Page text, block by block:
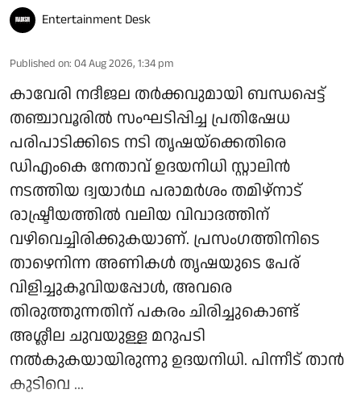
Entertainment Desk
Published on: 04 Aug 2026, 1:34 pm
കാവേരി നദീജല തർക്കവുമായി ബന്ധപ്പെട്ട്
തഞ്ചാവൂരിൽ സംഘടിപ്പിച്ച പ്രതിഷേധ
പരിപാടിക്കിടെ നടി തൃഷയ്‌ക്കെതിരെ
ഡിഎംകെ നേതാവ് ഉദയനിധി സ്റ്റാലിൻ
നടത്തിയ ദ്വയാർഥ പരാമർശം തമിഴ്‌നാട്
രാഷ്ട്രീയത്തിൽ വലിയ വിവാദത്തിന്
വഴിവെച്ചിരിക്കുകയാണ്. പ്രസംഗത്തിനിടെ
താഴെനിന്ന അണികൾ തൃഷയുടെ പേര്
വിളിച്ചുകൂവിയപ്പോൾ, അവരെ
തിരുത്തുന്നതിന് പകരം ചിരിച്ചുകൊണ്ട്
അശ്ലീല ചുവയുള്ള മറുപടി
നൽകുകയായിരുന്നു ഉദയനിധി. പിന്നീട് താൻ
കുടിവെ ...